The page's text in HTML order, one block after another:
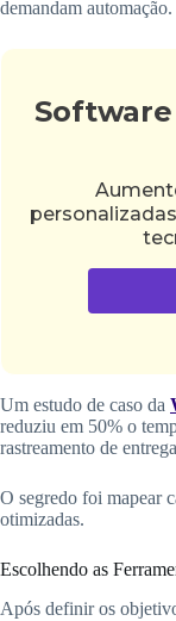
demandam automação.
Software
Um estudo de caso da
reduziu em 50% o
rastreamento de
O segredo foi mapear
otimizadas.
Escolhendo as
Após definir os